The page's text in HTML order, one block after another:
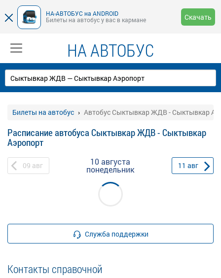
НА-АВТОБУС на ANDROID
Билеты на автобус у вас в кармане
Скачать
НА АВТОБУС
Билеты на автобус Автобус Сыктывкар ЖДВ - Сыктывкар
Расписание автобуса Сыктывкар ЖДВ - Сыктывкар
Аэропорт
09 авг 10 августа
понедельник 11 авг
Служба поддержки
Контакты справочной